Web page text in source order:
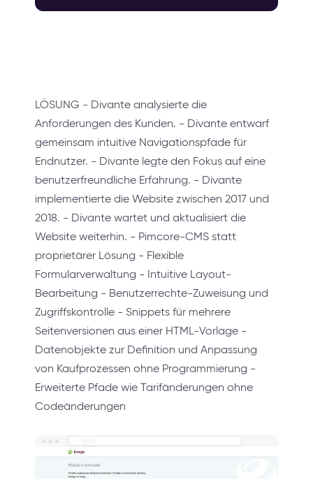
LÖSUNG - Divante analysierte die
Anforderungen des Kunden. - Divante entwarf
gemeinsam intuitive Navigationspfade für
Endnutzer. - Divante legte den Fokus auf eine
benutzerfreundliche Erfahrung. - Divante
implementierte die Website zwischen 2017 und
2018. - Divante wartet und aktualisiert die
Website weiterhin. - Pimcore-CMS statt
proprietärer Lösung - Flexible
Formularverwaltung - Intuitive Layout-
Bearbeitung - Benutzerrechte-Zuweisung und
Zugriffskontrolle - Snippets für mehrere
Seitenversionen aus einer HTML-Vorlage -
Datenobjekte zur Definition und Anpassung
von Kaufprozessen ohne Programmierung -
Erweiterte Pfade wie Tarifänderungen ohne
Codeänderungen